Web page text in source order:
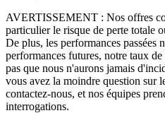
AVERTISSEMENT : Nos offres
particulier le risque de perte totale
De plus, les performances passées
performances futures, notre taux
pas que nous n'aurons jamais
vous avez la moindre question sur
contactez-nous, et nos équipes
interrogations.